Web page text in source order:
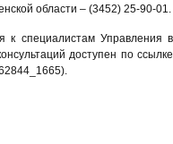
области – (3452) 25-90-01.
к специалистам Управления в
доступен по ссылке